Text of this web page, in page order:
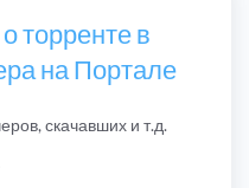
торренте в
на Портале
скачавших и т.д.